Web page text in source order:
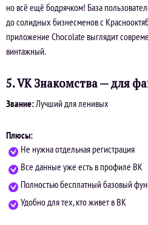
но всё ещё бодрячком! База
до солидных бизнесменов с
приложение Chocolate выглядит
винтажный.
5. VK Знакомства — для
Звание:Лучший для ленивых
Плюсы:
Не нужна отдельная регистрация
Все данные уже есть в профиле ВК
Полностью бесплатный базовый
Удобно для тех, кто живет в ВК